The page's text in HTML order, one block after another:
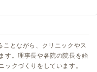
とながら、クリニックやス
す。理事長や各院の院長を始
ックづくりをしています。